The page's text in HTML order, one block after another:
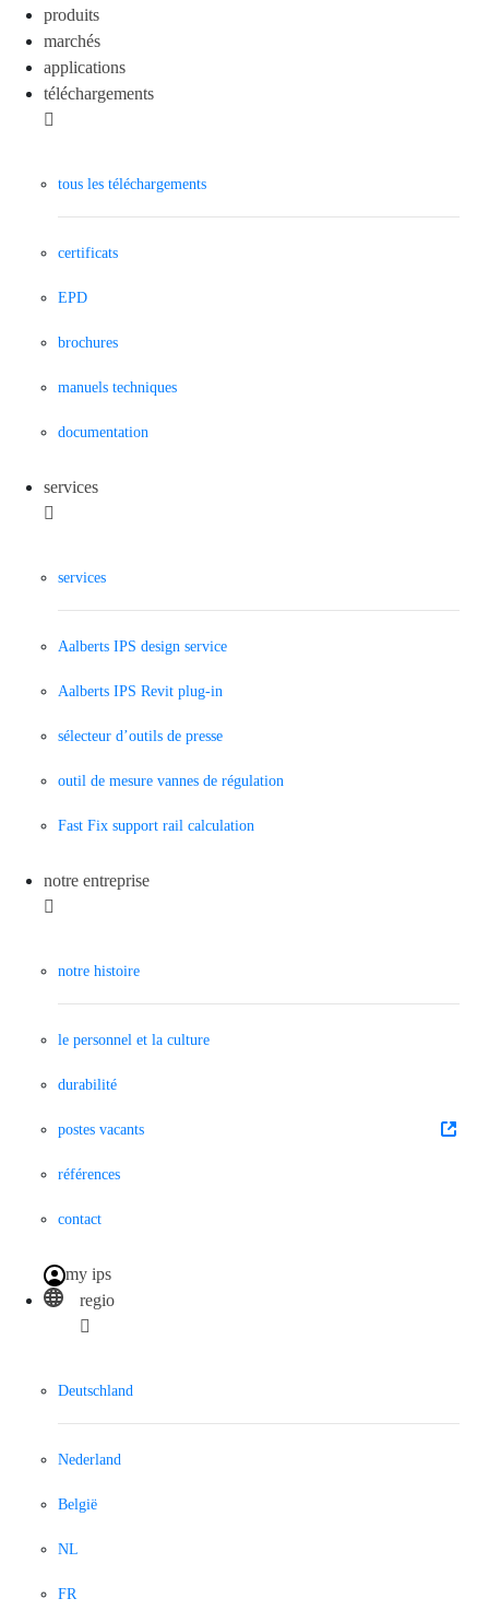
produits
marchés
applications
téléchargements
tous les téléchargements
certificats
EPD
brochures
manuels techniques
documentation
services
services
Aalberts IPS design service
Aalberts IPS Revit plug-in
sélecteur d’outils de presse
outil de mesure vannes de régulation
Fast Fix support rail calculation
notre entreprise
notre histoire
le personnel et la culture
durabilité
postes vacants
références
contact
my ips
regio
Deutschland
Nederland
België
NL
FR